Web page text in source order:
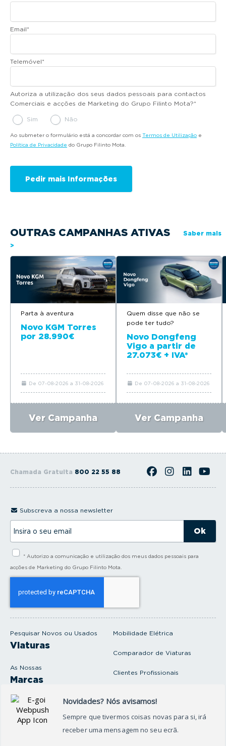
Email*
Telemóvel*
Autoriza a utilização dos seus dados pessoais para contactos
Comerciais e acções de Marketing do Grupo Filinto Mota?*
Sim Não
Ao submeter o formulário está a concordar com os Termos de Utilização e
Política de Privacidade do Grupo Filinto Mota.
OUTRAS CAMPANHAS ATIVAS
Saber mais
>
Parta à aventura
Novo KGM Torres
por 28.990€
De 07-08-2026 a 31-08-2026
Ver Campanha
Quem disse que não se
pode ter tudo?
Novo Dongfeng
Vigo a partir de
27.073€ + IVA*
De 07-08-2026 a 31-08-2026
Ver Campanha
Chamada Gratuita 800 22 55 88
Pesquisar Novos ou Usados
Viaturas
As Nossas
Marcas
Produtos e serviços
Oficina
Mobilidade Elétrica
Comparador de Viaturas
Clientes Profissionais
Seguros Protector
Subscreva a nossa newsletter
s
* Autorizo a comunicação e utilização dos meus dados pessoais para
acções de Marketing do Grupo Filinto Mota.